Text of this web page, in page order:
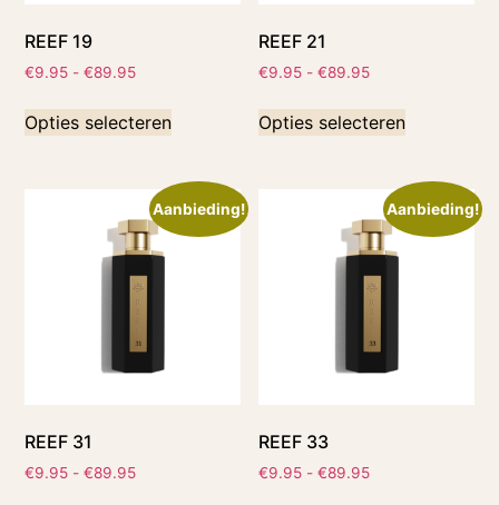
REEF 19
€9.95 - €89.95
Opties selecteren
REEF 21
€9.95 - €89.95
Opties selecteren
Aanbieding!
REEF 31
€9.95 - €89.95
Aanbieding!
REEF 33
€9.95 - €89.95